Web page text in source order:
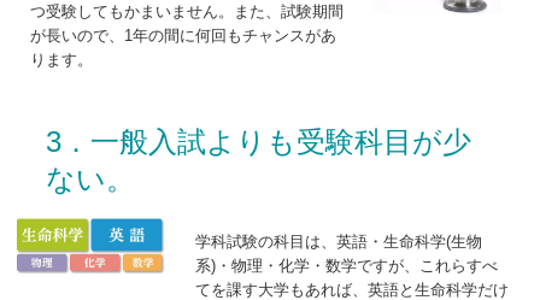
つ受験してもかまいません。また、試験期間
が長いので、1年の間に何回もチャンスがあ
ります。
3．一般入試よりも受験科目が少
ない。
学科試験の科目は、英語・生命科学(生物
系)・物理・化学・数学ですが、これらすべ
てを課す大学もあれば、英語と生命科学だけ